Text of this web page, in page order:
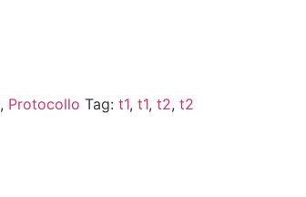
, Protocollo Tag: t1, t1, t2, t2